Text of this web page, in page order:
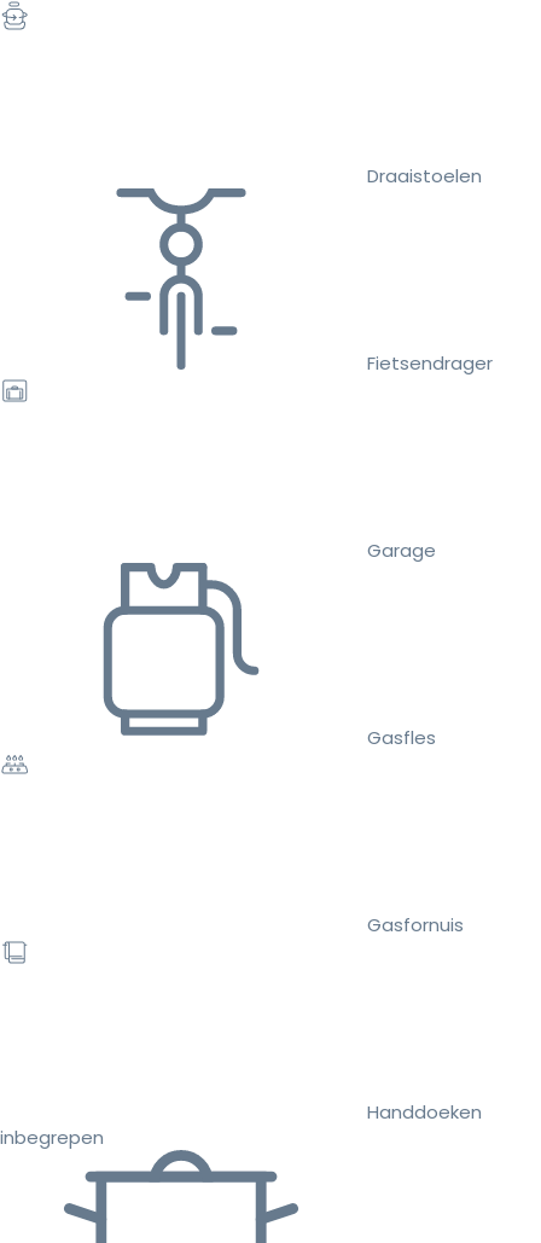
Draaistoelen
Fietsendrager
Garage
Gasfles
Gasfornuis
Handdoeken
inbegrepen